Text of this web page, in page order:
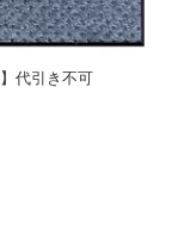
代引き不可